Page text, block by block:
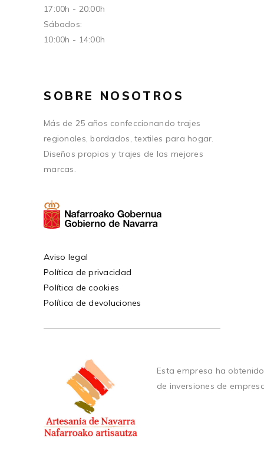
17:00h - 20:00h
Sábados:
10:00h - 14:00h
SOBRE NOSOTROS
Más de 25 años confeccionando trajes
regionales, bordados, textiles para hogar.
Diseños propios y trajes de las mejores
marcas.
Aviso legal
Política de privacidad
Política de cookies
Política de devoluciones
Esta empresa ha
de inversiones de